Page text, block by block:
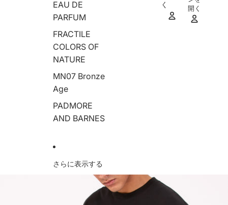
EAU DE
PARFUM
FRACTILE
COLORS OF
NATURE
MN07 Bronze
Age
PADMORE
AND BARNES
さらに表示する
く
開く